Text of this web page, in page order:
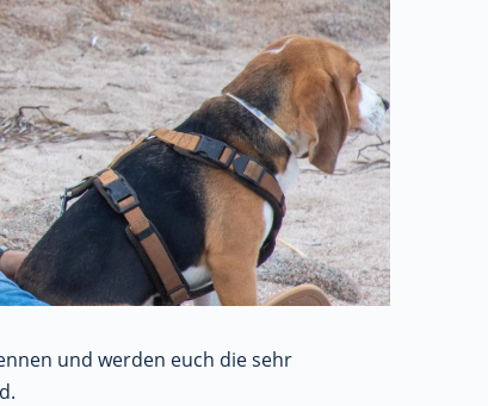
und werden euch die sehr